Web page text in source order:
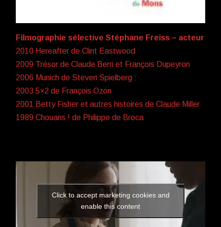
Filmographie sélective Stéphane Freiss – acteur
2010 Hereafter de Clint Eastwood
2009 Trésor de Claude Berri et François Dupeyron
2006 Munich de Steven Spielberg :
2003 5×2 de François Ozon
2001 Betty Fisher et autres histoires de Claude Miller
1989 Chouans ! de Philippe de Broca
Click to accept marketing cookies and
enable this content